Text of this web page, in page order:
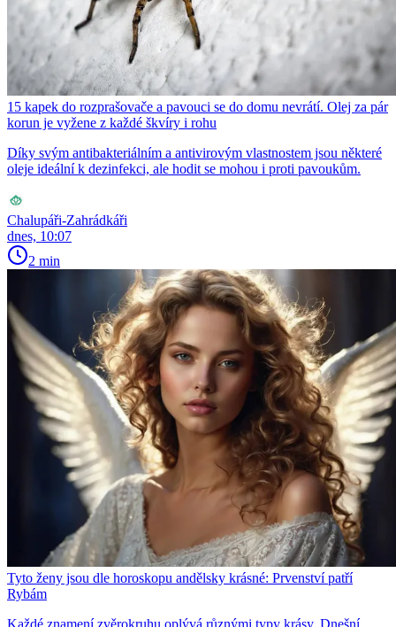
15 kapek do rozprašovače a pavouci se do domu nevrátí. Olej za pár
korun je vyžene z každé škvíry i rohu
Díky svým antibakteriálním a antivirovým vlastnostem jsou některé
oleje ideální k dezinfekci, ale hodit se mohou i proti pavoukům.
Chalupáři-Zahrádkáři
dnes, 10:07
2 min
Tyto ženy jsou dle horoskopu andělsky krásné: Prvenství patří
Rybám
Každé znamení zvěrokruhu oplývá různými typy krásy. Dnešní